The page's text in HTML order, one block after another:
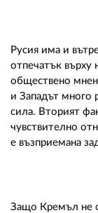
Русия има и
отпечатък върху
обществено
и Западът много
сила. Вторият
чувствително
е възприемана
Защо Кремъл не